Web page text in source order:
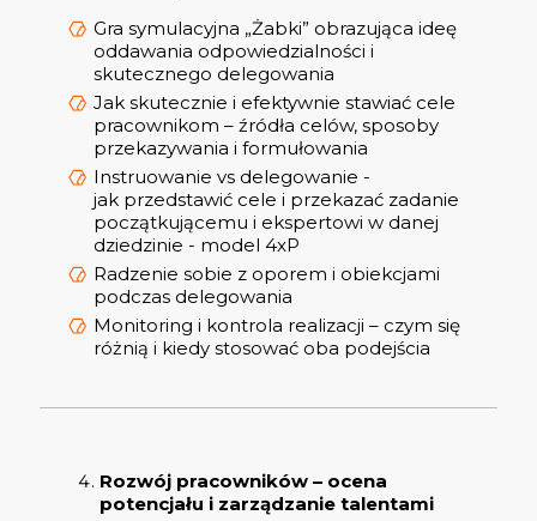
Gra symulacyjna „Żabki” obrazująca ideę
oddawania odpowiedzialności i
skutecznego delegowania
Jak skutecznie i efektywnie stawiać cele
pracownikom – źródła celów, sposoby
przekazywania i formułowania
Instruowanie vs delegowanie -
jak przedstawić cele i przekazać zadanie
początkującemu i ekspertowi w danej
dziedzinie - model 4xP
Radzenie sobie z oporem i obiekcjami
podczas delegowania
Monitoring i kontrola realizacji – czym się
różnią i kiedy stosować oba podejścia
Rozwój pracowników – ocena
potencjału i zarządzanie talentami